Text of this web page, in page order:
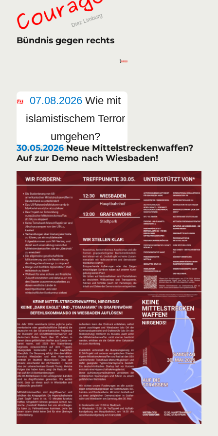
Bündnis gegen rechts
07.08.2026 Wie mit
islamistischem Terror
umgehen?
30.05.2026 Neue Mittelstreckenwaffen?
Auf zur Demo nach Wiesbaden!